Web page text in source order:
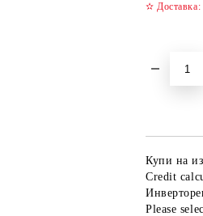
✫ Доставка:
Купи на
Credit
Please